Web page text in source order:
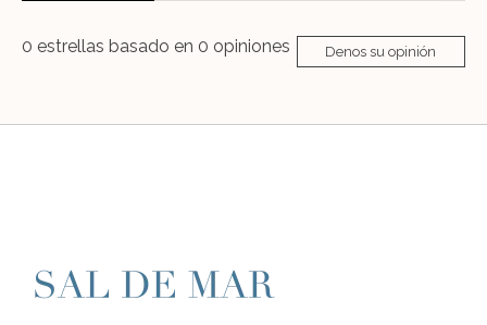
0 estrellas basado en 0 opiniones Denos su opinión